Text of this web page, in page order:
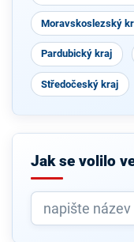
Moravskoslezský
Pardubický kraj
Středočeský kraj
Jak se volilo